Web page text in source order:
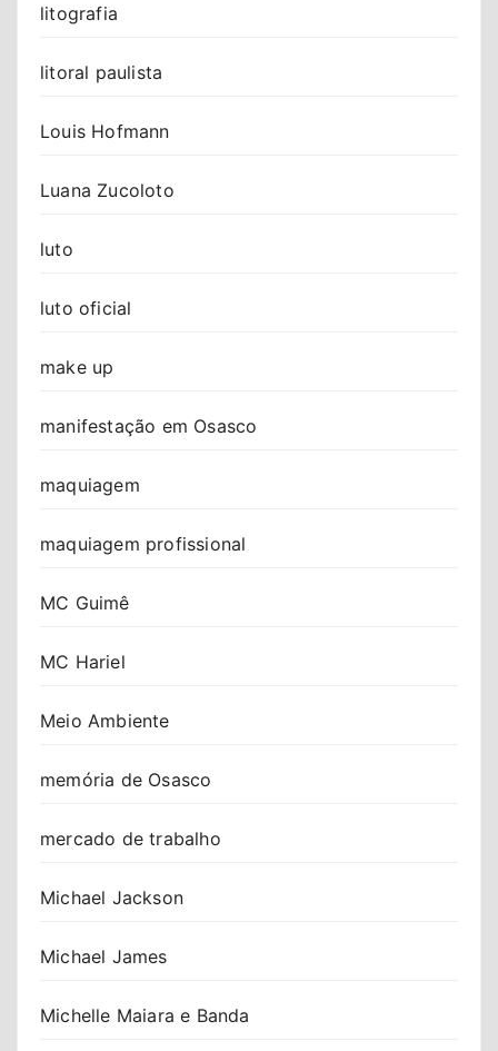
litografia
litoral paulista
Louis Hofmann
Luana Zucoloto
luto
luto oficial
make up
manifestação em Osasco
maquiagem
maquiagem profissional
MC Guimê
MC Hariel
Meio Ambiente
memória de Osasco
mercado de trabalho
Michael Jackson
Michael James
Michelle Maiara e Banda